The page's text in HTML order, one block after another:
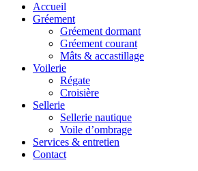
Accueil
Gréement
Gréement dormant
Gréement courant
Mâts & accastillage
Voilerie
Régate
Croisière
Sellerie
Sellerie nautique
Voile d’ombrage
Services & entretien
Contact